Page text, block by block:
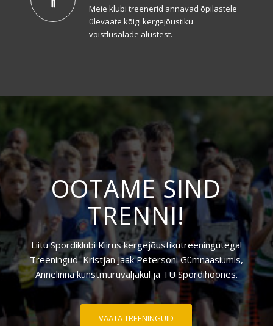
Meie klubi treenerid annavad õpilastele
ülevaate kõigi kergejõustiku
võistlusalade alustest.
OOTAME SIND
TRENNI!
Liitu Spordiklubi Kiirus kergejõustikutreeningutega!
Treeningud Kristjan Jaak Petersoni Gümnaasiumis,
Annelinna kunstmuruväljakul ja TÜ Spordihoones.
VAATA TREENINGUID